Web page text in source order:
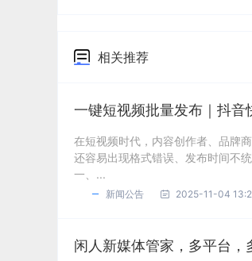
相关推荐
一键短视频批量发布｜抖
在短视频时代，内容创作者、品牌
还容易出现格式错误、发布时间不
一、...
新闻公告 2025-11-04
闲人新媒体管家，多平台